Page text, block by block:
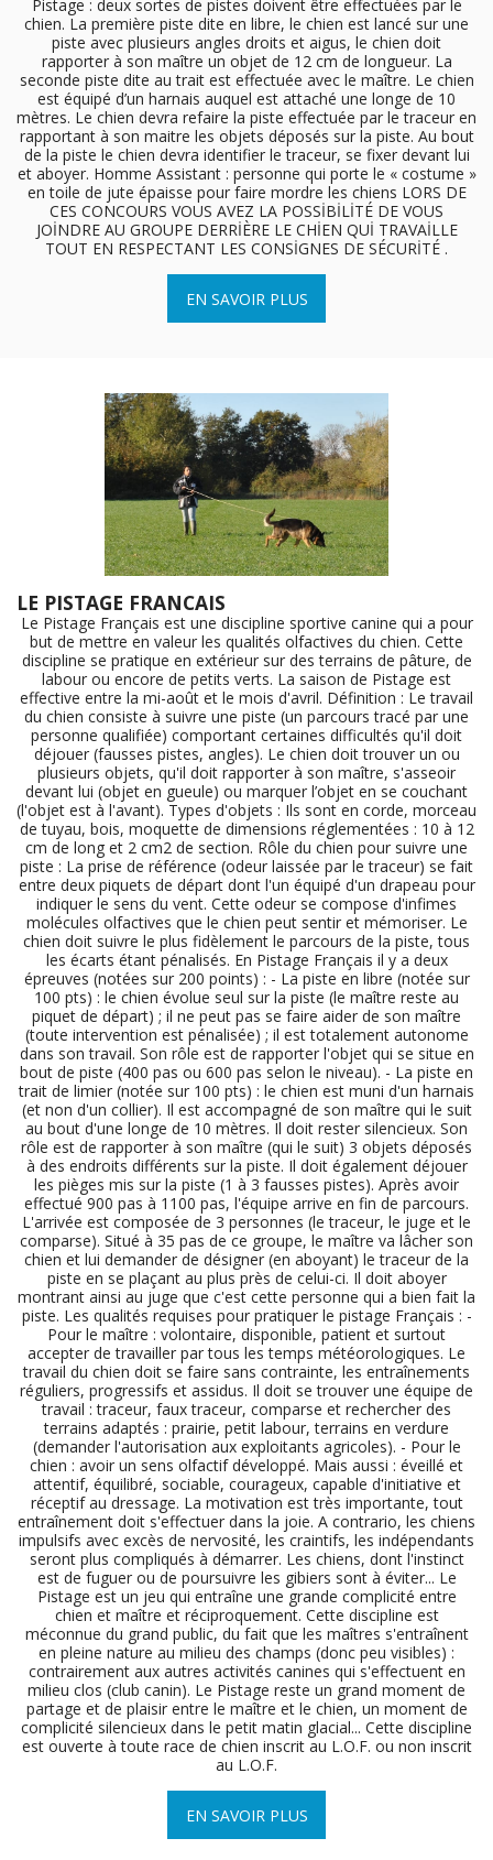
Pistage : deux sortes de pistes doivent être effectuées par le
chien. La première piste dite en libre, le chien est lancé sur une
piste avec plusieurs angles droits et aigus, le chien doit
rapporter à son maître un objet de 12 cm de longueur. La
seconde piste dite au trait est effectuée avec le maître. Le chien
est équipé d’un harnais auquel est attaché une longe de 10
mètres. Le chien devra refaire la piste effectuée par le traceur en
rapportant à son maitre les objets déposés sur la piste. Au bout
de la piste le chien devra identifier le traceur, se fixer devant lui
et aboyer. Homme Assistant : personne qui porte le « costume »
en toile de jute épaisse pour faire mordre les chiens LORS DE
CES CONCOURS VOUS AVEZ LA POSSİBİLİTÉ DE VOUS
JOİNDRE AU GROUPE DERRİÈRE LE CHİEN QUİ TRAVAİLLE
TOUT EN RESPECTANT LES CONSİGNES DE SÉCURİTÉ .
EN SAVOIR PLUS
LE PISTAGE FRANCAIS
Le Pistage Français est une discipline sportive canine qui a pour
but de mettre en valeur les qualités olfactives du chien. Cette
discipline se pratique en extérieur sur des terrains de pâture, de
labour ou encore de petits verts. La saison de Pistage est
effective entre la mi-août et le mois d'avril. Définition : Le travail
du chien consiste à suivre une piste (un parcours tracé par une
personne qualifiée) comportant certaines difficultés qu'il doit
déjouer (fausses pistes, angles). Le chien doit trouver un ou
plusieurs objets, qu'il doit rapporter à son maître, s'asseoir
devant lui (objet en gueule) ou marquer l’objet en se couchant
(l'objet est à l'avant). Types d'objets : Ils sont en corde, morceau
de tuyau, bois, moquette de dimensions réglementées : 10 à 12
cm de long et 2 cm2 de section. Rôle du chien pour suivre une
piste : La prise de référence (odeur laissée par le traceur) se fait
entre deux piquets de départ dont l'un équipé d'un drapeau pour
indiquer le sens du vent. Cette odeur se compose d'infimes
molécules olfactives que le chien peut sentir et mémoriser. Le
chien doit suivre le plus fidèlement le parcours de la piste, tous
les écarts étant pénalisés. En Pistage Français il y a deux
épreuves (notées sur 200 points) : - La piste en libre (notée sur
100 pts) : le chien évolue seul sur la piste (le maître reste au
piquet de départ) ; il ne peut pas se faire aider de son maître
(toute intervention est pénalisée) ; il est totalement autonome
dans son travail. Son rôle est de rapporter l'objet qui se situe en
bout de piste (400 pas ou 600 pas selon le niveau). - La piste en
trait de limier (notée sur 100 pts) : le chien est muni d'un harnais
(et non d'un collier). Il est accompagné de son maître qui le suit
au bout d'une longe de 10 mètres. Il doit rester silencieux. Son
rôle est de rapporter à son maître (qui le suit) 3 objets déposés
à des endroits différents sur la piste. Il doit également déjouer
les pièges mis sur la piste (1 à 3 fausses pistes). Après avoir
effectué 900 pas à 1100 pas, l'équipe arrive en fin de parcours.
L'arrivée est composée de 3 personnes (le traceur, le juge et le
comparse). Situé à 35 pas de ce groupe, le maître va lâcher son
chien et lui demander de désigner (en aboyant) le traceur de la
piste en se plaçant au plus près de celui-ci. Il doit aboyer
montrant ainsi au juge que c'est cette personne qui a bien fait la
piste. Les qualités requises pour pratiquer le pistage Français : -
Pour le maître : volontaire, disponible, patient et surtout
accepter de travailler par tous les temps météorologiques. Le
travail du chien doit se faire sans contrainte, les entraînements
réguliers, progressifs et assidus. Il doit se trouver une équipe de
travail : traceur, faux traceur, comparse et rechercher des
terrains adaptés : prairie, petit labour, terrains en verdure
(demander l'autorisation aux exploitants agricoles). - Pour le
chien : avoir un sens olfactif développé. Mais aussi : éveillé et
attentif, équilibré, sociable, courageux, capable d'initiative et
réceptif au dressage. La motivation est très importante, tout
entraînement doit s'effectuer dans la joie. A contrario, les chiens
impulsifs avec excès de nervosité, les craintifs, les indépendants
seront plus compliqués à démarrer. Les chiens, dont l'instinct
est de fuguer ou de poursuivre les gibiers sont à éviter... Le
Pistage est un jeu qui entraîne une grande complicité entre
chien et maître et réciproquement. Cette discipline est
méconnue du grand public, du fait que les maîtres s'entraînent
en pleine nature au milieu des champs (donc peu visibles) :
contrairement aux autres activités canines qui s'effectuent en
milieu clos (club canin). Le Pistage reste un grand moment de
partage et de plaisir entre le maître et le chien, un moment de
complicité silencieux dans le petit matin glacial... Cette discipline
est ouverte à toute race de chien inscrit au L.O.F. ou non inscrit
au L.O.F.
EN SAVOIR PLUS